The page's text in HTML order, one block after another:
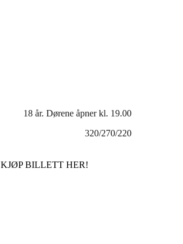
18 år. Dørene åpner kl. 19.00
320/270/220
KJØP BILLETT HER!